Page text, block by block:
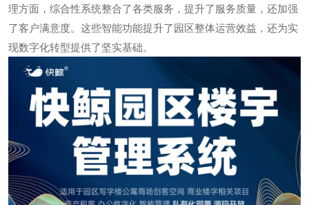
理方面，综合性系统整合了各类服务，提升了服务质量，还加强
了客户满意度。这些智能功能提升了园区整体运营效益，还为实
现数字化转型提供了坚实基础。